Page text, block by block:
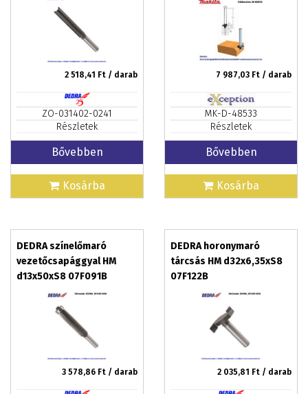
2 518,41 Ft / darab
ZO-031402-0241
Részletek
Bővebben
Kosárba
7 987,03 Ft / darab
MK-D-48533
Részletek
Bővebben
Kosárba
DEDRA színelőmaró
vezetőcsapággyal HM
d13x50xS8 07F091B
3 578,86 Ft / darab
DEDRA horonymaró
tárcsás HM d32x6,35xS8
07F122B
2 035,81 Ft / darab